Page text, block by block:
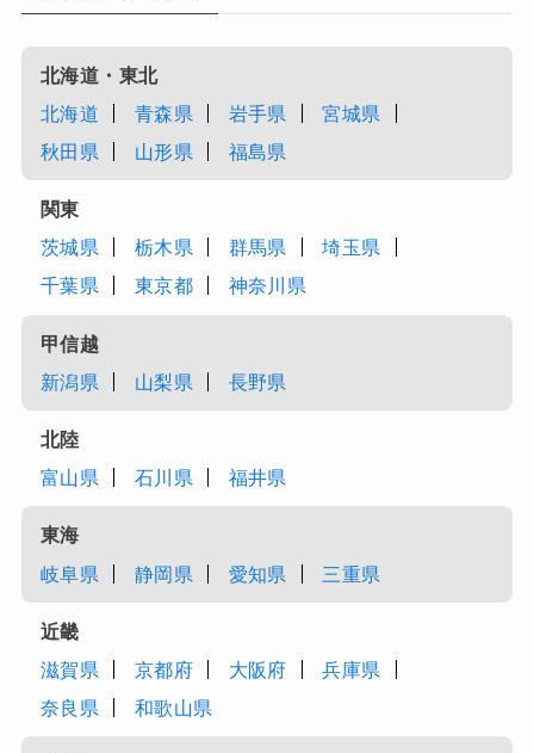
北海道・東北
北海道
青森県 岩手県
宮城県
秋田県
山形県 福島県
関東
茨城県
栃木県 群馬県
埼玉県
千葉県
東京都 神奈川県
甲信越
新潟県
山梨県 長野県
北陸
富山県
石川県 福井県
東海
岐阜県
静岡県 愛知県 三重県
近畿
滋賀県
京都府 大阪府
兵庫県
奈良県
和歌山県